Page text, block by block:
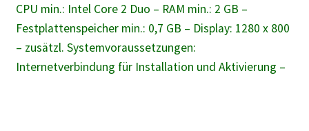
CPU min.: Intel Core 2 Duo – RAM min.: 2 GB –
Festplattenspeicher min.: 0,7 GB – Display: 1280 x 800
– zusätzl. Systemvoraussetzungen:
Internetverbindung für Installation und Aktivierung –